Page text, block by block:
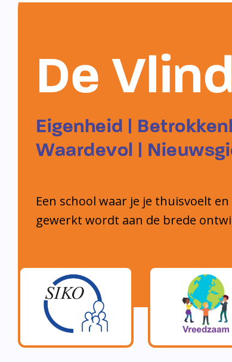
De
Eigenheid |
Waardevol |
Een school waar je je thuisvoelt
gewerkt wordt aan de brede